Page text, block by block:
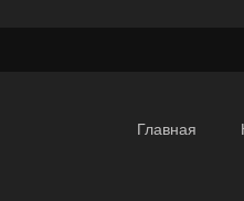
Главная